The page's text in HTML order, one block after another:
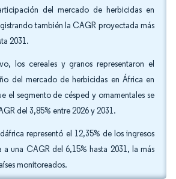
del mercado de herbicidas en
también la CAGR proyectada más
2031.
los cereales y granos representaron el
del mercado de herbicidas en África en
el segmento de césped y ornamentales se
del 3,85% entre 2026 y 2031.
representó el 12,35% de los ingresos
a una CAGR del 6,15% hasta 2031, la más
monitoreados.